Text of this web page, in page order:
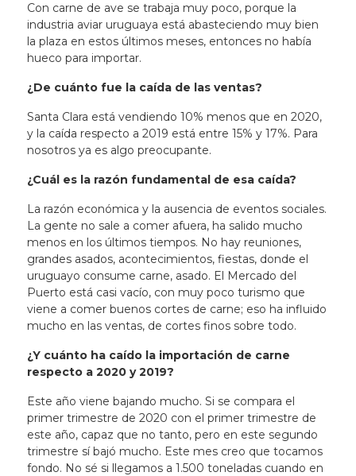
Con carne de ave se trabaja muy poco, porque la
industria aviar uruguaya está abasteciendo muy bien
la plaza en estos últimos meses, entonces no había
hueco para importar.
¿De cuánto fue la caída de las ventas?
Santa Clara está vendiendo 10% menos que en 2020,
y la caída respecto a 2019 está entre 15% y 17%. Para
nosotros ya es algo preocupante.
¿Cuál es la razón fundamental de esa caída?
La razón económica y la ausencia de eventos sociales.
La gente no sale a comer afuera, ha salido mucho
menos en los últimos tiempos. No hay reuniones,
grandes asados, acontecimientos, fiestas, donde el
uruguayo consume carne, asado. El Mercado del
Puerto está casi vacío, con muy poco turismo que
viene a comer buenos cortes de carne; eso ha influido
mucho en las ventas, de cortes finos sobre todo.
¿Y cuánto ha caído la importación de carne
respecto a 2020 y 2019?
Este año viene bajando mucho. Si se compara el
primer trimestre de 2020 con el primer trimestre de
este año, capaz que no tanto, pero en este segundo
trimestre sí bajó mucho. Este mes creo que tocamos
fondo. No sé si llegamos a 1.500 toneladas cuando en